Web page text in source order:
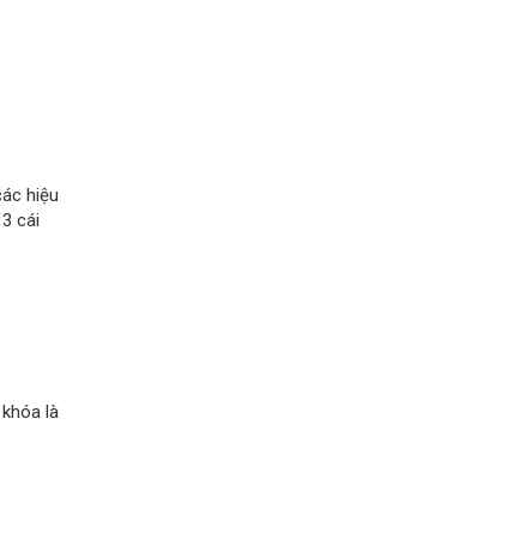
hiệu
cái
là